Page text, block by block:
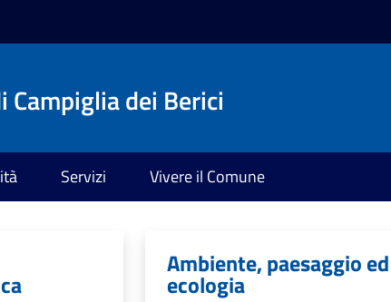
Campiglia dei Berici
Servizi Vivere il Comune
Ambiente, paesaggio ed
ecologia